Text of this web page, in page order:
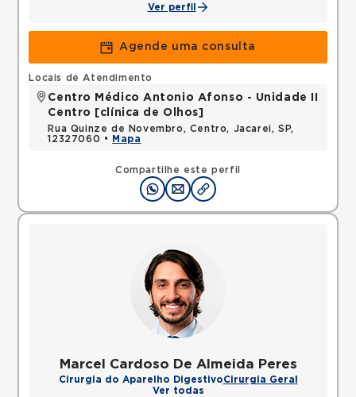
Ver perfil
Agende uma consulta
Compartilhe este perfil
Locais de Atendimento
Centro Médico Antonio Afonso - Unidade II
Centro [clínica de Olhos]
Rua Quinze de Novembro, Centro, Jacarei, SP,
12327060 •
Mapa
Marcel Cardoso De Almeida Peres
Cirurgia do Aparelho DigestivoCirurgia Geral
Ver todas